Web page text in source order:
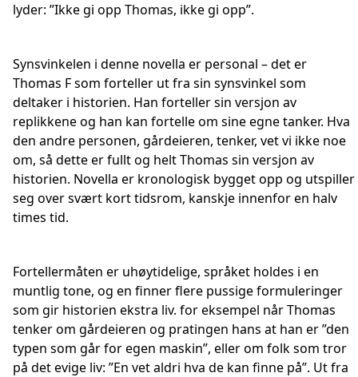
lyder: ”Ikke gi opp Thomas, ikke gi opp”.
Synsvinkelen i denne novella er personal – det er
Thomas F som forteller ut fra sin synsvinkel som
deltaker i historien. Han forteller sin versjon av
replikkene og han kan fortelle om sine egne tanker. Hva
den andre personen, gårdeieren, tenker, vet vi ikke noe
om, så dette er fullt og helt Thomas sin versjon av
historien. Novella er kronologisk bygget opp og utspiller
seg over svært kort tidsrom, kanskje innenfor en halv
times tid.
Fortellermåten er uhøytidelige, språket holdes i en
muntlig tone, og en finner flere pussige formuleringer
som gir historien ekstra liv. for eksempel når Thomas
tenker om gårdeieren og pratingen hans at han er ”den
typen som går for egen maskin”, eller om folk som tror
på det evige liv: ”En vet aldri hva de kan finne på”. Ut fra